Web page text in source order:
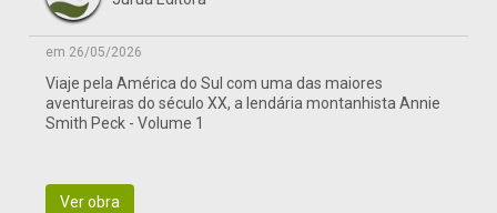
em 26/05/2026
Viaje pela América do Sul com uma das maiores
aventureiras do século XX, a lendária montanhista Annie
Smith Peck - Volume 1
Ver obra